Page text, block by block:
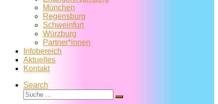
München
Regensburg
Schweinfurt
Würzburg
Partner*innen
Infobereich
Aktuelles
Kontakt
Search
Suche
Suche